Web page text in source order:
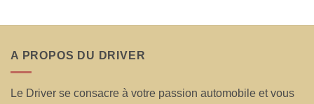
A PROPOS DU DRIVER
Le Driver se consacre à votre passion automobile et vous